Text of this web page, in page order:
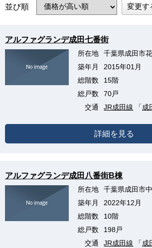
並び順 変更す
アルファグランデ成田七番街
所在地
千葉県成田市
築年月
2015年01月
総階数
15階
総戸数
70戸
交通
JR成田線 「成
詳細を見る
アルファグランデ成田八番街B棟
所在地
千葉県成田市
築年月
2022年12月
総階数
10階
総戸数
198戸
交通
JR成田線 「成